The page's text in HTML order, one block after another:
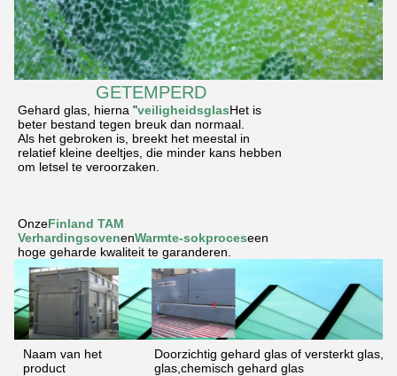
GETEMPERD
Gehard glas, hierna "veiligheidsglasHet is
beter bestand tegen breuk dan normaal.
Als het gebroken is, breekt het meestal in
relatief kleine deeltjes, die minder kans hebben
om letsel te veroorzaken.
OnzeFinland TAM
VerhardingsovenenWarmte-sokproceseen
hoge geharde kwaliteit te garanderen.
Naam van het
product
Doorzichtig gehard glas of versterkt
glas,chemisch gehard glas